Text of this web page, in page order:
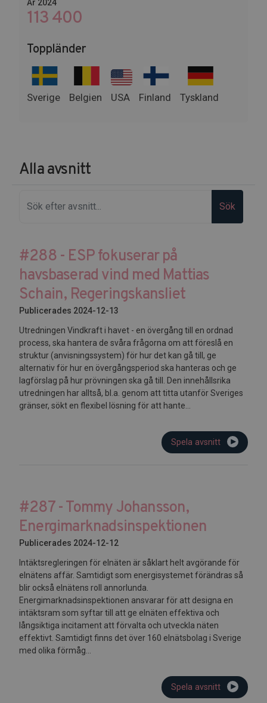
År 2024
138 000
Toppländer
Sverige Belgien USA Finland Tyskland
Alla avsnitt
Sök
#288 - ESP fokuserar på
havsbaserad vind med Mattias
Schain, Regeringskansliet
Publicerades 2024-12-13
Utredningen Vindkraft i havet - en övergång till en ordnad
process, ska hantera de svåra frågorna om att föreslå en
struktur (anvisningssystem) för hur det kan gå till, ge
alternativ för hur en övergångsperiod ska hanteras och ge
lagförslag på hur prövningen ska gå till. Den innehållsrika
utredningen har alltså, bl.a. genom att titta utanför Sveriges
gränser, sökt en flexibel lösning för att hante...
Spela avsnitt
#287 - Tommy Johansson,
Energimarknadsinspektionen
Publicerades 2024-12-12
Intäktsregleringen för elnäten är såklart helt avgörande för
elnätens affär. Samtidigt som energisystemet förändras så
blir också elnätens roll annorlunda.
Energimarknadsinspektionen ansvarar för att designa en
intäktsram som syftar till att ge elnäten effektiva och
långsiktiga incitament att förvalta och utveckla näten
effektivt. Samtidigt finns det över 160 elnätsbolag i Sverige
med olika förmåg...
Spela avsnitt